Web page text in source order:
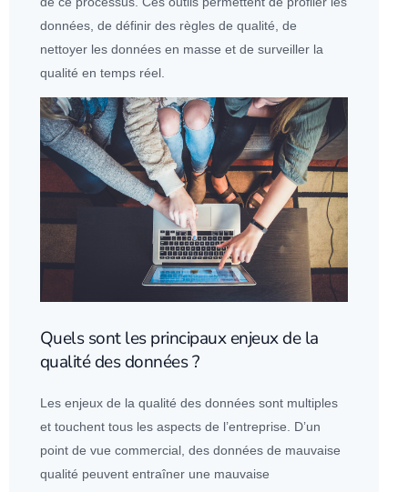
données , de définir des règles de qualité, de
nettoyer les données en masse et de surveiller la
qualité en temps réel.
Quels sont les principaux enjeux de la
qualité des données ?
Les enjeux de la qualité des données sont multiples
et touchent tous les aspects de l’entreprise. D’un
point de vue commercial, des données de mauvaise
qualité peuvent entraîner une mauvaise